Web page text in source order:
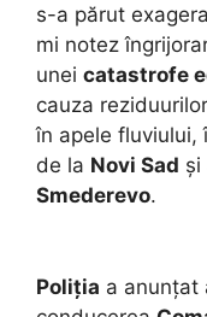
s-a părut
mi notez
unei catastrofe
cauza
în apele fluviului,
de la Novi Sad și
Smederevo.
Poliția a anunțat